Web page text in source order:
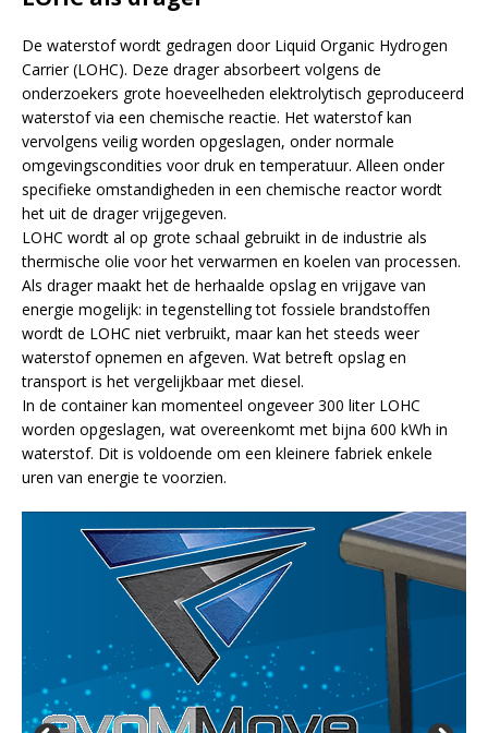
De waterstof wordt gedragen door Liquid Organic Hydrogen
Carrier (LOHC). Deze drager absorbeert volgens de
onderzoekers grote hoeveelheden elektrolytisch geproduceerd
waterstof via een chemische reactie. Het waterstof kan
vervolgens veilig worden opgeslagen, onder normale
omgevingscondities voor druk en temperatuur. Alleen onder
specifieke omstandigheden in een chemische reactor wordt
het uit de drager vrijgegeven.
LOHC wordt al op grote schaal gebruikt in de industrie als
thermische olie voor het verwarmen en koelen van processen.
Als drager maakt het de herhaalde opslag en vrijgave van
energie mogelijk: in tegenstelling tot fossiele brandstoffen
wordt de LOHC niet verbruikt, maar kan het steeds weer
waterstof opnemen en afgeven. Wat betreft opslag en
transport is het vergelijkbaar met diesel.
In de container kan momenteel ongeveer 300 liter LOHC
worden opgeslagen, wat overeenkomt met bijna 600 kWh in
waterstof. Dit is voldoende om een kleinere fabriek enkele
uren van energie te voorzien.